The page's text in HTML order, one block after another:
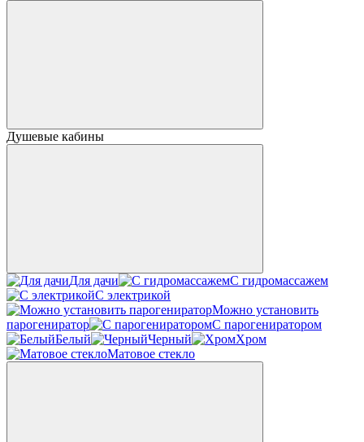
Душевые кабины
Для дачи
С гидромассажем
С электрикой
Можно установить
парогениратор
С парогениратором
Белый
Черный
Хром
Матовое стекло